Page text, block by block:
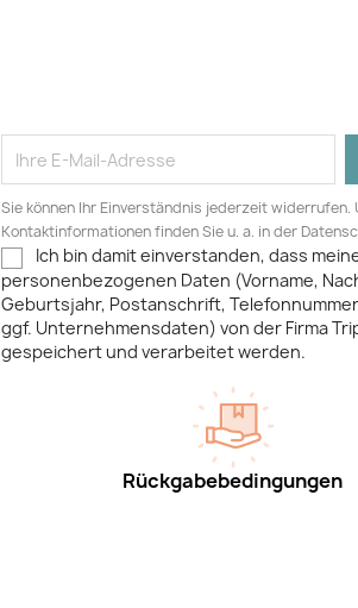
Sie können Ihr Einverständnis jederzeit widerrufen.
Kontaktinformationen finden Sie u. a. in der
Ich bin damit einverstanden, dass
personenbezogenen Daten (Vorname,
Geburtsjahr, Postanschrift,
ggf. Unternehmensdaten) von der Firma
gespeichert und verarbeitet werden.
Rückgabebedingungen